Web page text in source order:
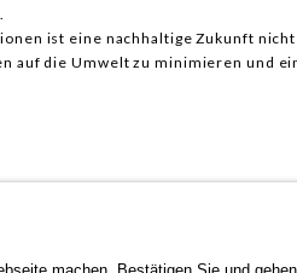
ist eine nachhaltige Zukunft
auf die Umwelt zu minimieren und